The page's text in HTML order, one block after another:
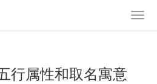
行属性和取名寓意